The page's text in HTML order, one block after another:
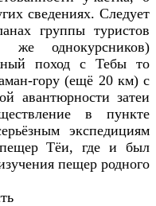
сведениях. Следует
группы туристов
однокурсников)
поход с Тебы то
гору (ещё 20 км) с
авантюрности затеи
в пункте
экспедициям
Тёи, где и был
пещер родного